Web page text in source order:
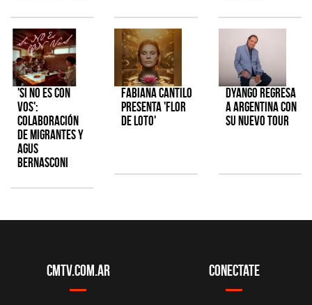
'Si No Es Con
Vos':
colaboración
de Migrantes y
Agus
Bernasconi
Fabiana Cantilo
presenta 'Flor
de Loto'
Dyango regresa
a Argentina con
su nuevo tour
CMTV.com.ar Conectate